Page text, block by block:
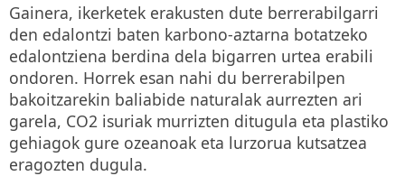
Gainera, ikerketek erakusten dute berrerabilgarri
den edalontzi baten karbono-aztarna botatzeko
edalontziena berdina dela bigarren urtea erabili
ondoren. Horrek esan nahi du berrerabilpen
bakoitzarekin baliabide naturalak aurrezten ari
garela, CO2 isuriak murrizten ditugula eta plastiko
gehiagok gure ozeanoak eta lurzorua kutsatzea
eragozten dugula.